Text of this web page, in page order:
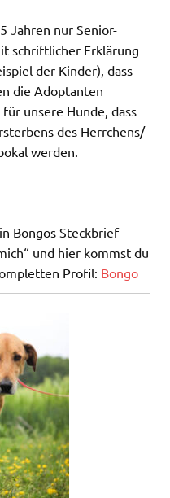
Jahren nur Senior-
schriftlicher Erklärung
der Kinder), dass
die Adoptanten
unsere Hunde, dass
des Herrchens/
werden.
Bongos Steckbrief
und hier kommst du
Profil: Bongo